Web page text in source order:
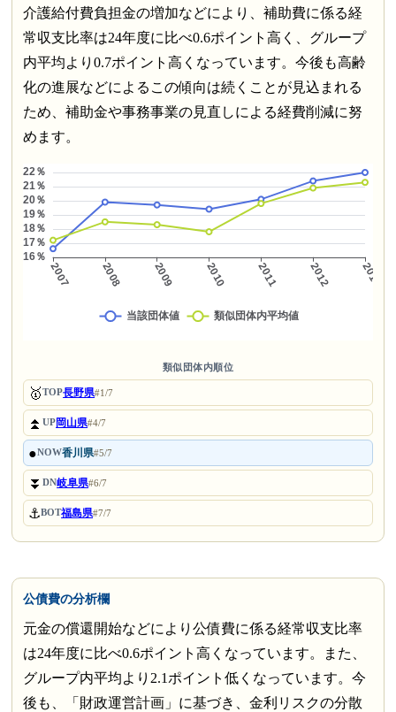
介護給付費負担金の増加などにより、補助費に係る経
常収支比率は24年度に比べ0.6ポイント高く、グループ
内平均より0.7ポイント高くなっています。今後も高齢
化の進展などによるこの傾向は続くことが見込まれる
ため、補助金や事務事業の見直しによる経費削減に努
めます。
類似団体内順位
🥇TOP長野県#1/7
⏫UP岡山県#4/7
●NOW香川県#5/7
⏬DN岐阜県#6/7
⚓BOT福島県#7/7
公債費の分析欄
元金の償還開始などにより公債費に係る経常収支比率
は24年度に比べ0.6ポイント高くなっています。また、
グループ内平均より2.1ポイント低くなっています。今
後も、「財政運営計画」に基づき、金利リスクの分散